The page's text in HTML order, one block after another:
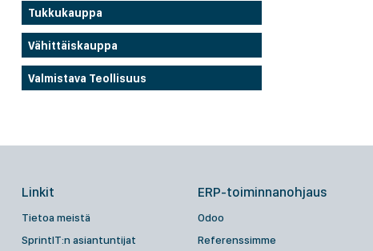
Tukkukauppa
Vähittäiskauppa
Valmistava Teollisuus
Linkit
Tietoa meistä
SprintIT:n asiantuntijat
ERP-toiminnanohjaus
Odoo
Referenssimme